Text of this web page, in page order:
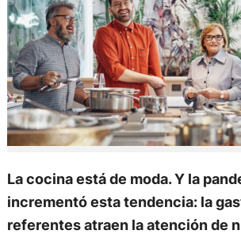
La cocina está de moda. Y la
incrementó esta tendencia: la
referentes atraen la atención de